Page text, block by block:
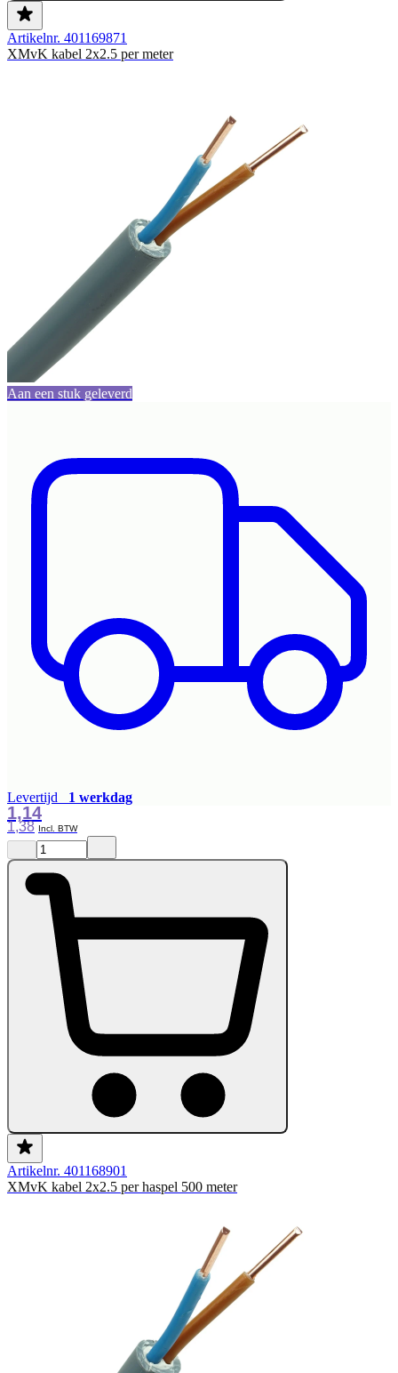
Artikelnr. 401169871
XMvK kabel 2x2.5 per meter
Aan een stuk geleverd
Levertijd 1 werkdag
1,38
1,14
Artikelnr. 401168901
XMvK kabel 2x2.5 per haspel 500 meter